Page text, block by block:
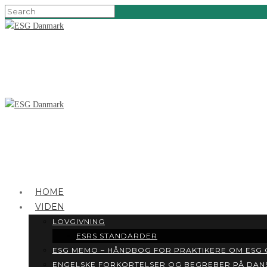
HOME
VIDEN
LOVGIVNING
ESRS STANDARDER
ESG MEMO – HÅNDBOG FOR PRAKTIKERE OM
ENGELSKE FORKORTELSER OG BEGREBER PÅ